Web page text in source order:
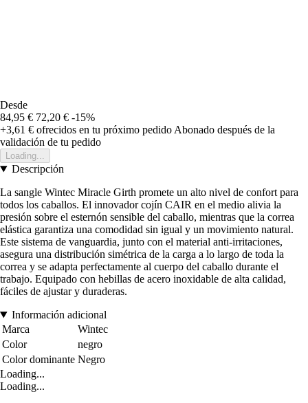
Desde
84,95 € 72,20 € -15%
+3,61 € ofrecidos en tu próximo pedido Abonado después de la
validación de tu pedido
Loading...
Descripción
La sangle Wintec Miracle Girth promete un alto nivel de confort para
todos los caballos. El innovador cojín CAIR en el medio alivia la
presión sobre el esternón sensible del caballo, mientras que la correa
elástica garantiza una comodidad sin igual y un movimiento natural.
Este sistema de vanguardia, junto con el material anti-irritaciones,
asegura una distribución simétrica de la carga a lo largo de toda la
correa y se adapta perfectamente al cuerpo del caballo durante el
trabajo. Equipado con hebillas de acero inoxidable de alta calidad,
fáciles de ajustar y duraderas.
Información adicional
Marca
Wintec
Color
negro
Color dominante Negro
Loading...
Loading...